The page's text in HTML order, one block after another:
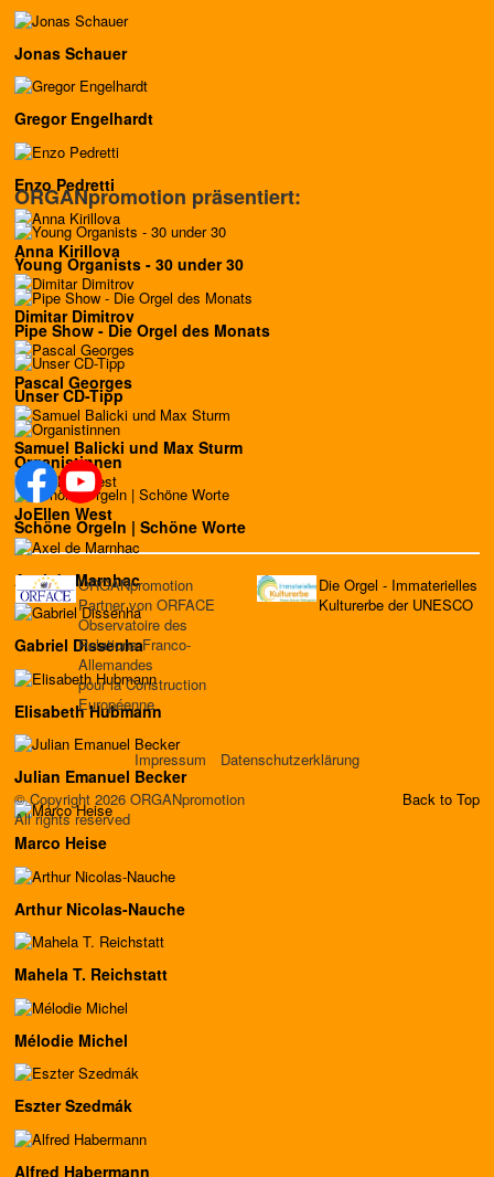
Jonas Schauer
Gregor Engelhardt
Enzo Pedretti
Anna Kirillova
Dimitar Dimitrov
Pascal Georges
Samuel Balicki und Max Sturm
JoEllen West
Axel de Marnhac
Gabriel Dissenha
Elisabeth Hubmann
Julian Emanuel Becker
Marco Heise
Arthur Nicolas-Nauche
Mahela T. Reichstatt
Mélodie Michel
Eszter Szedmák
Alfred Habermann
ORGANpromotion präsentiert:
Young Organists - 30 under 30
Pipe Show - Die Orgel des Monats
Unser CD-Tipp
Organistinnen
Schöne Orgeln | Schöne Worte
ORGANpromotion
Partner von ORFACE
Observatoire des
Relations Franco-
Allemandes
pour la Construction
Européenne
Die Orgel - Immaterielles
Kulturerbe der UNESCO
Impressum
Datenschutzerklärung
© Copyright 2026 ORGANpromotion
All rights reserved
Back to Top